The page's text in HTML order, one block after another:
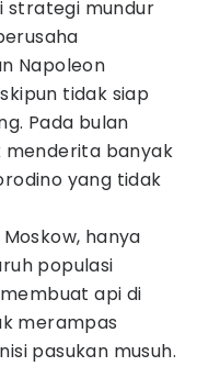
strategi mundur
Napoleon
tidak siap
Pada bulan
menderita banyak
yang tidak
hanya
populasi
api di
merampas
pasukan musuh.